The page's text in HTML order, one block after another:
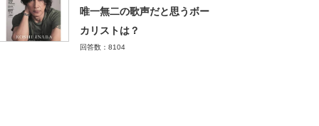
唯一無二の歌声だと思うボー
カリストは？
回答数：8104